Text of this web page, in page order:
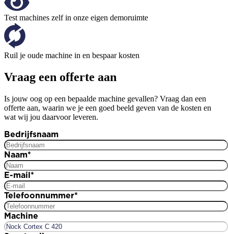
Test machines zelf in onze eigen demoruimte
Ruil je oude machine in en bespaar kosten
Vraag een offerte aan
Is jouw oog op een bepaalde machine gevallen? Vraag dan een
offerte aan, waarin we je een goed beeld geven van de kosten en
wat wij jou daarvoor leveren.
Bedrijfsnaam
Naam*
E-mail*
Telefoonnummer*
Machine